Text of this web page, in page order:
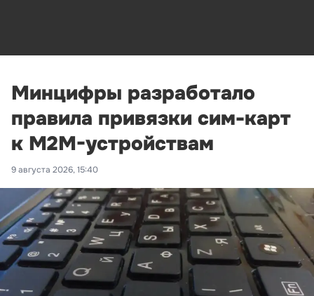
Минцифры разработало
правила привязки сим-карт
к M2M-устройствам
9 августа 2026, 15:40